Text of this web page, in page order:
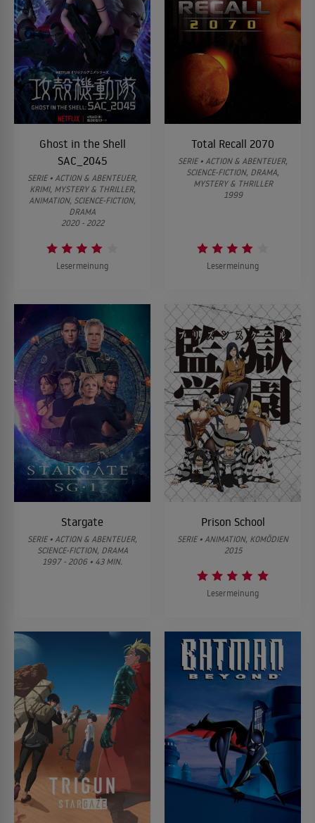
Ghost in the Shell
SAC_2045
SERIE • ACTION & ABENTEUER,
KRIMI, MYSTERY & THRILLER,
ANIMATION, SCIENCE-FICTION,
DRAMA
2020 - 2022
Lesermeinung
Total Recall 2070
SERIE • ACTION & ABENTEUER,
SCIENCE-FICTION, DRAMA,
MYSTERY & THRILLER
1999
Lesermeinung
Stargate
SERIE • ACTION & ABENTEUER,
SCIENCE-FICTION, DRAMA
1997 - 2006 • 43 MIN.
Prison School
SERIE • ANIMATION, KOMÖDIEN
2015
Lesermeinung